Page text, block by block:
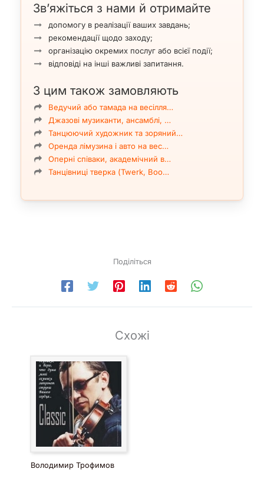
Зв’яжіться з нами й отримайте
допомогу в реалізації ваших завдань;
рекомендації щодо заходу;
організацію окремих послуг або всієї події;
відповіді на інші важливі запитання.
З цим також замовляють
Ведучий або тамада на весілля…
Джазові музиканти, ансамблі, …
Танцюючий художник та зоряний…
Оренда лімузина і авто на вес…
Оперні співаки, академічний в…
Танцівниці тверка (Twerk, Boo…
Поділіться
Схожі
Володимир Трофимов